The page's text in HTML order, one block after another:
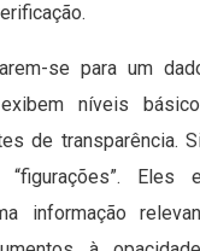
se para um
níveis
de transparência.
Eles
informação